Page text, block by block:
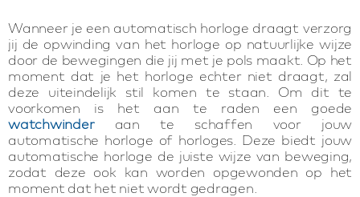
Wanneer je een automatisch horloge draagt verzorg
jij de opwinding van het horloge op natuurlijke wijze
door de bewegingen die jij met je pols maakt. Op het
moment dat je het horloge echter niet draagt, zal
deze uiteindelijk stil komen te staan. Om dit te
voorkomen is het aan te raden een goede
watchwinderaan te schaffen voor jouw
automatische horloge of horloges. Deze biedt jouw
automatische horloge de juiste wijze van beweging,
zodat deze ook kan worden opgewonden op het
moment dat het niet wordt gedragen.